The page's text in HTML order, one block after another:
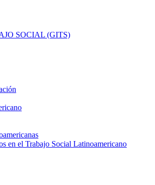
SOCIAL (GITS)
en el Trabajo Social Latinoamericano